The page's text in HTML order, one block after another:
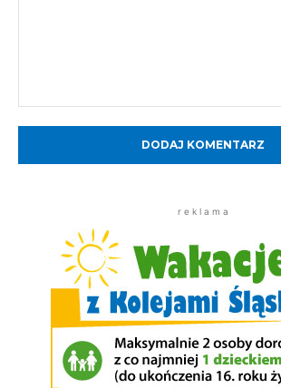
r e k l a m a